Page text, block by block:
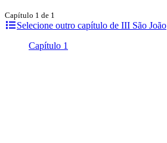
Capítulo 1 de 1
Selecione outro capítulo de III São João
Capítulo 1